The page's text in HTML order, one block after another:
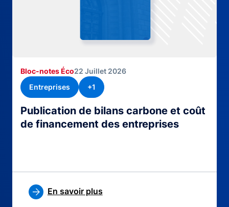
Publication de bilans carbone et coût
de financement des entreprises
Bloc-notes Éco22 Juillet 2026
Entreprises
+1
En savoir plus